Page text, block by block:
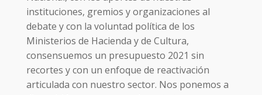
instituciones, gremios y organizaciones al
debate y con la voluntad política de los
Ministerios de Hacienda y de Cultura,
consensuemos un presupuesto 2021 sin
recortes y con un enfoque de reactivación
articulada con nuestro sector. Nos ponemos a